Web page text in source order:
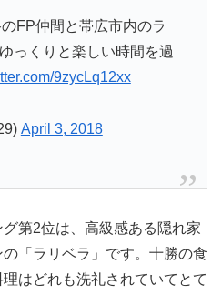
FP仲間と帯広市内のラ
っくりと楽しい時間を過
9zycLq12xx
April 3, 2018
第2位は、高級感ある隠れ家
「ラリベラ」です。十勝の食
はどれも洗礼されていてとて